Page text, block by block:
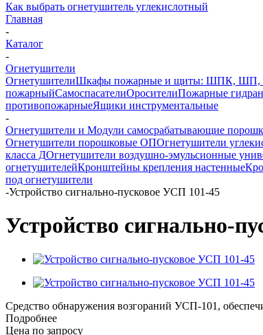
Как выбрать огнетушитель углекислотный
Главная
-
Каталог
-
Огнетушители
ОгнетушителиШкафы пожарные и щиты: ШПК,
пожарныйСамоспасателиОросителиПожарные
противопожарныеЯщики инструментальные
-
Огнетушители и Модули самосрабатывающие
Огнетушители порошковые ОПОгнетушители
класса ДОгнетушители воздушно-эмульсионные
огнетушителейКронштейны крепления настенные
под огнетушители
-Устройство сигнально-пусковое УСП 101-45
Устройство сигнально-
Cредство обнаружения возгораний УСП-101,
Подробнее
Цена по запросу